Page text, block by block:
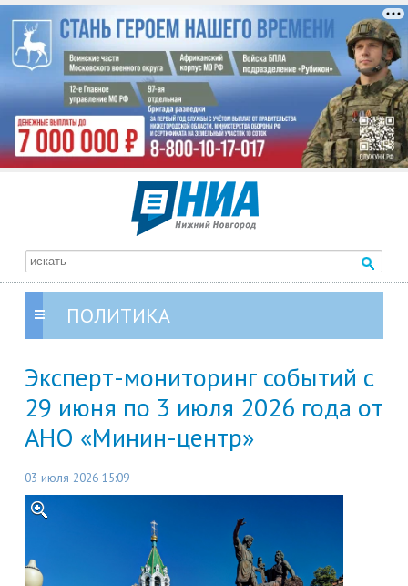
ПОЛИТИКА
Эксперт-мониторинг событий с
29 июня по 3 июля 2026 года от
АНО «Минин-центр»
03 июля 2026 15:09